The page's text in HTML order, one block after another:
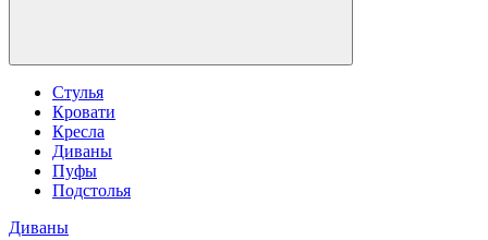
Стулья
Кровати
Кресла
Диваны
Пуфы
Подстолья
Диваны